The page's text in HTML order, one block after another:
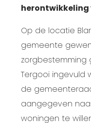
herontwikkeling
Op de locatie
gemeente
zorgbestemming
Tergooi ingevuld
de
aangegeven
woningen te